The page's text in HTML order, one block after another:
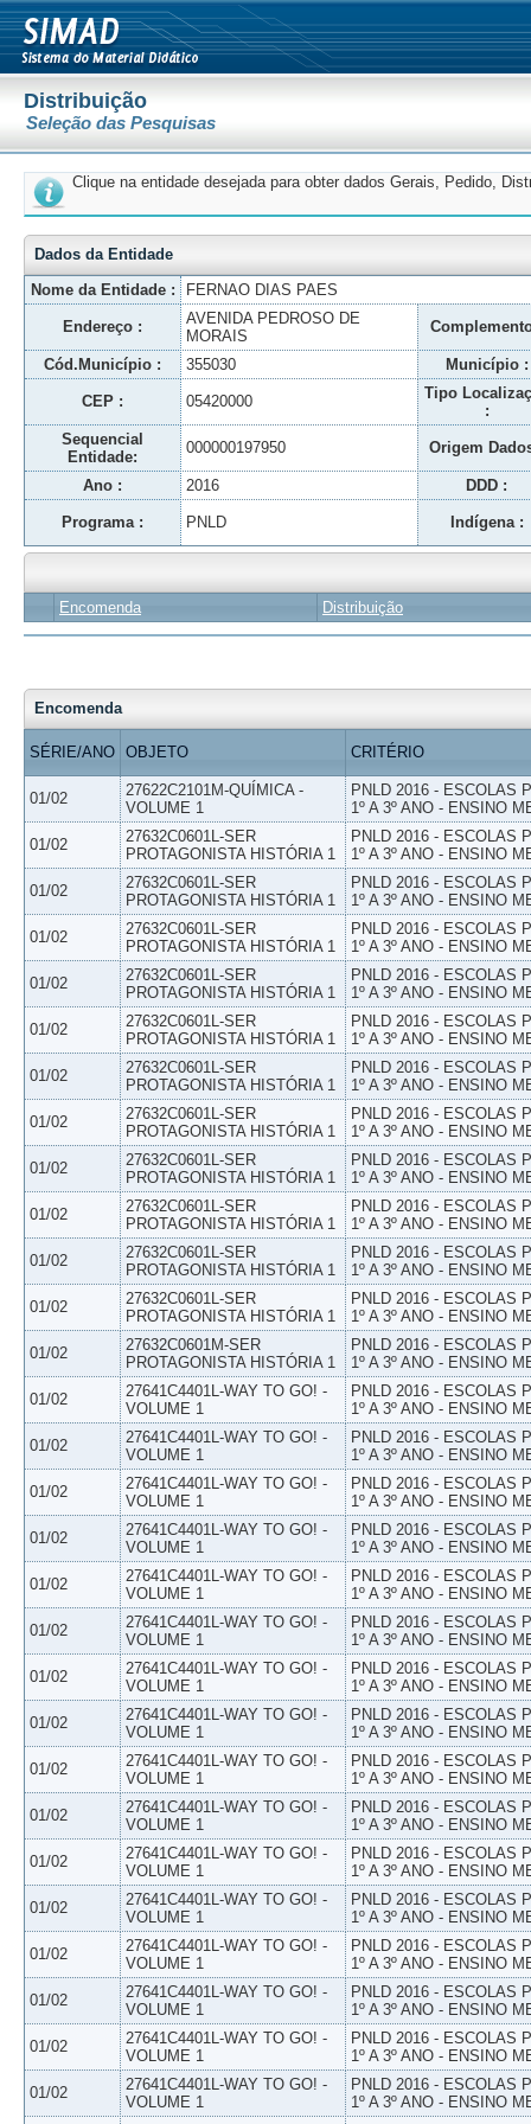
Distribuição
Seleção das Pesquisas
Clique na entidade desejada para obter dados Gerais, Pedido,
Dados da Entidade
Nome da Entidade :
FERNAO DIAS PAES
Endereço :
AVENIDA PEDROSO DE
MORAIS
Cód.Município : 355030 Município :
CEP : 05420000
Tipo
:
Sequencial
Entidade:
000000197950 Origem
Ano : 2016 DDD :
Programa : PNLD Indígena :
Encomenda Distribuição
Encomenda
SÉRIE/ANO OBJETO CRITÉRIO
01/02
27622C2101M-QUÍMICA -
VOLUME 1
PNLD 2016 - ESCOLAS
1º A 3º ANO - ENSINO
01/02
27632C0601L-SER
PROTAGONISTA HISTÓRIA 1
PNLD 2016 - ESCOLAS
1º A 3º ANO - ENSINO
01/02
27632C0601L-SER
PROTAGONISTA HISTÓRIA 1
PNLD 2016 - ESCOLAS
1º A 3º ANO - ENSINO
01/02
27632C0601L-SER
PROTAGONISTA HISTÓRIA 1
PNLD 2016 - ESCOLAS
1º A 3º ANO - ENSINO
01/02
27632C0601L-SER
PROTAGONISTA HISTÓRIA 1
PNLD 2016 - ESCOLAS
1º A 3º ANO - ENSINO
01/02
27632C0601L-SER
PROTAGONISTA HISTÓRIA 1
PNLD 2016 - ESCOLAS
1º A 3º ANO - ENSINO
01/02
27632C0601L-SER
PROTAGONISTA HISTÓRIA 1
PNLD 2016 - ESCOLAS
1º A 3º ANO - ENSINO
01/02
27632C0601L-SER
PROTAGONISTA HISTÓRIA 1
PNLD 2016 - ESCOLAS
1º A 3º ANO - ENSINO
01/02
27632C0601L-SER
PROTAGONISTA HISTÓRIA 1
PNLD 2016 - ESCOLAS
1º A 3º ANO - ENSINO
01/02
27632C0601L-SER
PROTAGONISTA HISTÓRIA 1
PNLD 2016 - ESCOLAS
1º A 3º ANO - ENSINO
01/02
27632C0601L-SER
PROTAGONISTA HISTÓRIA 1
PNLD 2016 - ESCOLAS
1º A 3º ANO - ENSINO
01/02
27632C0601L-SER
PROTAGONISTA HISTÓRIA 1
PNLD 2016 - ESCOLAS
1º A 3º ANO - ENSINO
01/02
27632C0601M-SER
PROTAGONISTA HISTÓRIA 1
PNLD 2016 - ESCOLAS
1º A 3º ANO - ENSINO
01/02
27641C4401L-WAY TO GO! -
VOLUME 1
PNLD 2016 - ESCOLAS
1º A 3º ANO - ENSINO
01/02
27641C4401L-WAY TO GO! -
VOLUME 1
PNLD 2016 - ESCOLAS
1º A 3º ANO - ENSINO
01/02
27641C4401L-WAY TO GO! -
VOLUME 1
PNLD 2016 - ESCOLAS
1º A 3º ANO - ENSINO
01/02
27641C4401L-WAY TO GO! -
VOLUME 1
PNLD 2016 - ESCOLAS
1º A 3º ANO - ENSINO
01/02
27641C4401L-WAY TO GO! -
VOLUME 1
PNLD 2016 - ESCOLAS
1º A 3º ANO - ENSINO
01/02
27641C4401L-WAY TO GO! -
VOLUME 1
PNLD 2016 - ESCOLAS
1º A 3º ANO - ENSINO
01/02
27641C4401L-WAY TO GO! -
VOLUME 1
PNLD 2016 - ESCOLAS
1º A 3º ANO - ENSINO
01/02
27641C4401L-WAY TO GO! -
VOLUME 1
PNLD 2016 - ESCOLAS
1º A 3º ANO - ENSINO
01/02
27641C4401L-WAY TO GO! -
VOLUME 1
PNLD 2016 - ESCOLAS
1º A 3º ANO - ENSINO
01/02
27641C4401L-WAY TO GO! -
VOLUME 1
PNLD 2016 - ESCOLAS
1º A 3º ANO - ENSINO
01/02
27641C4401L-WAY TO GO! -
VOLUME 1
PNLD 2016 - ESCOLAS
1º A 3º ANO - ENSINO
01/02
27641C4401L-WAY TO GO! -
VOLUME 1
PNLD 2016 - ESCOLAS
1º A 3º ANO - ENSINO
01/02
27641C4401L-WAY TO GO! -
VOLUME 1
PNLD 2016 - ESCOLAS
1º A 3º ANO - ENSINO
01/02
27641C4401L-WAY TO GO! -
VOLUME 1
PNLD 2016 - ESCOLAS
1º A 3º ANO - ENSINO
01/02
27641C4401L-WAY TO GO! -
VOLUME 1
PNLD 2016 - ESCOLAS
1º A 3º ANO - ENSINO
01/02
27641C4401L-WAY TO GO! -
VOLUME 1
PNLD 2016 - ESCOLAS
1º A 3º ANO - ENSINO